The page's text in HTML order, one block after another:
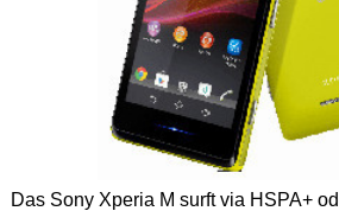
Das Sony Xperia M surft via HSPA+